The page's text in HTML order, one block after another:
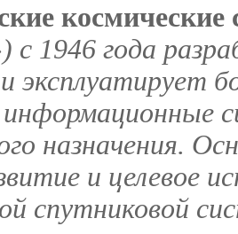
космические
с 1946 года
эксплуатирует
информационные
назначения.
и целевое
спутниковой